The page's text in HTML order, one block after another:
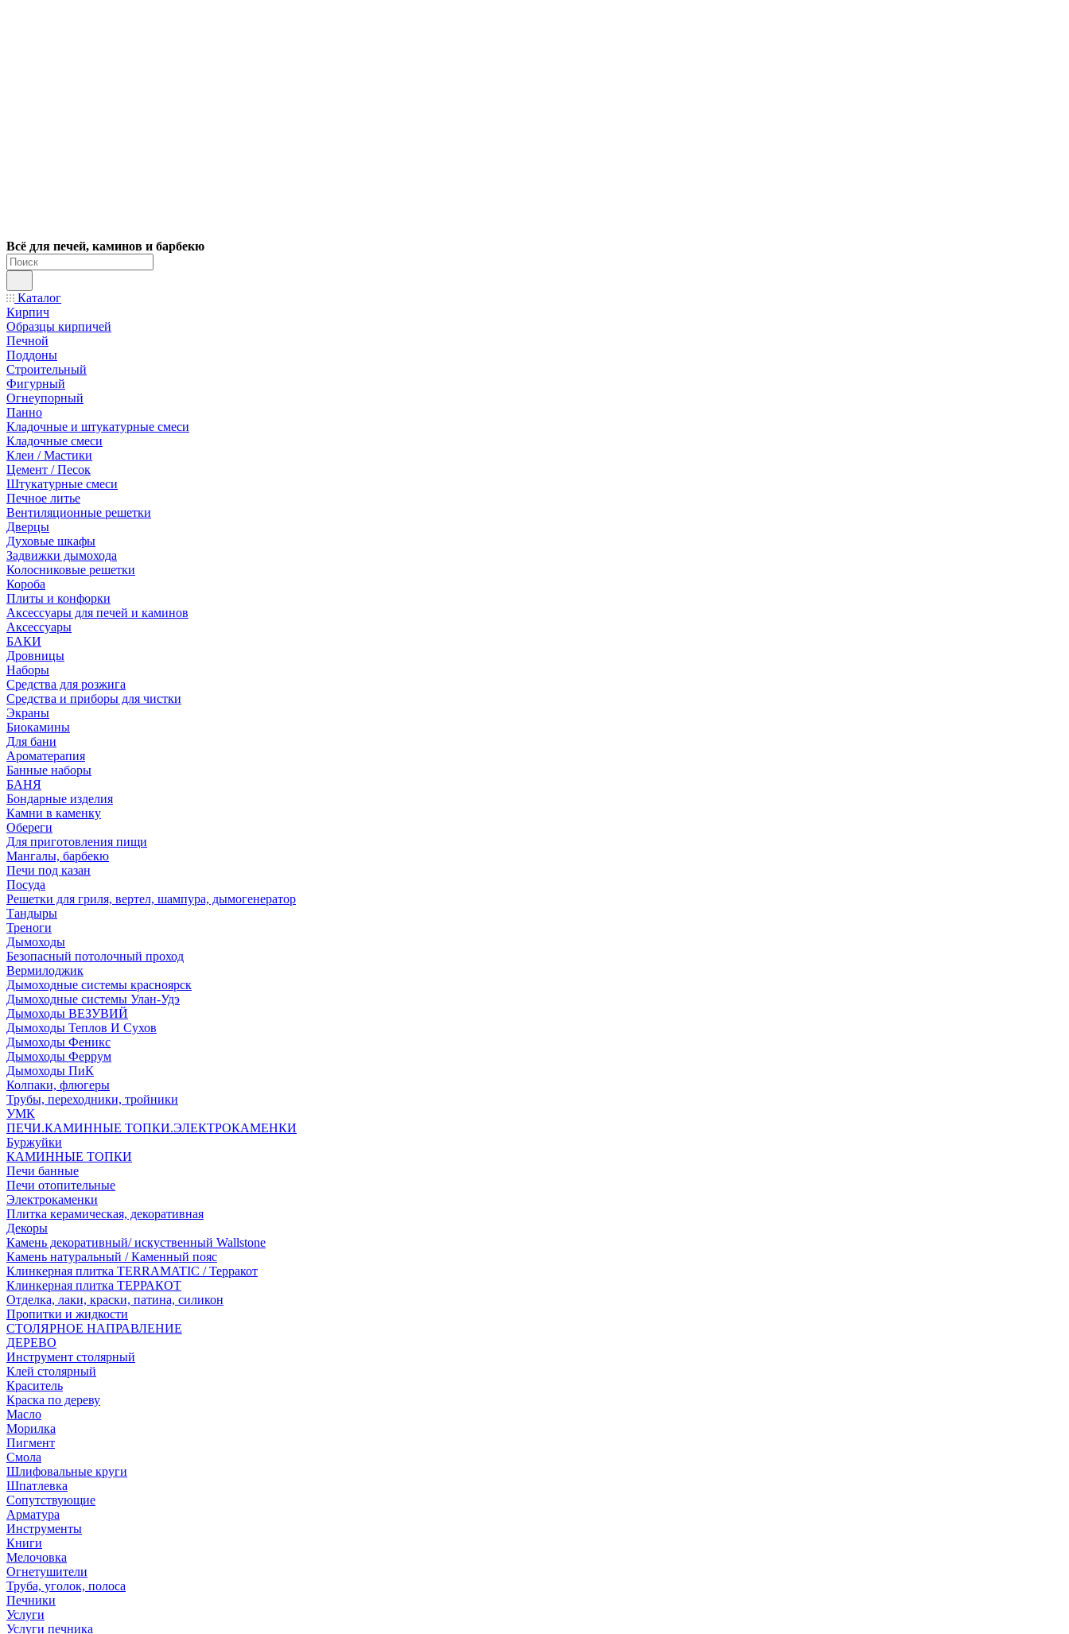
Всё для печей, каминов и барбекю
Каталог
Кирпич
Образцы кирпичей
Печной
Поддоны
Строительный
Фигурный
Огнеупорный
Панно
Кладочные и штукатурные смеси
Кладочные смеси
Клеи / Мастики
Цемент / Песок
Штукатурные смеси
Печное литье
Вентиляционные решетки
Дверцы
Духовые шкафы
Задвижки дымохода
Колосниковые решетки
Короба
Плиты и конфорки
Аксессуары для печей и каминов
Аксессуары
БАКИ
Дровницы
Наборы
Средства для розжига
Средства и приборы для чистки
Экраны
Биокамины
Для бани
Ароматерапия
Банные наборы
БАНЯ
Бондарные изделия
Камни в каменку
Обереги
Для приготовления пищи
Мангалы, барбекю
Печи под казан
Посуда
Решетки для гриля, вертел, шампура, дымогенератор
Тандыры
Треноги
Дымоходы
Безопасный потолочный проход
Вермилоджик
Дымоходные системы красноярск
Дымоходные системы Улан-Удэ
Дымоходы ВЕЗУВИЙ
Дымоходы Теплов И Сухов
Дымоходы Феникс
Дымоходы Феррум
Дымоходы ПиК
Колпаки, флюгеры
Трубы, переходники, тройники
УМК
ПЕЧИ.КАМИННЫЕ ТОПКИ.ЭЛЕКТРОКАМЕНКИ
Буржуйки
КАМИННЫЕ ТОПКИ
Печи банные
Печи отопительные
Электрокаменки
Плитка керамическая, декоративная
Декоры
Камень декоративный/ искуственный Wallstone
Камень натуральный / Каменный пояс
Клинкерная плитка TERRAMATIC / Терракот
Клинкерная плитка ТЕРРАКОТ
Отделка, лаки, краски, патина, силикон
Пропитки и жидкости
СТОЛЯРНОЕ НАПРАВЛЕНИЕ
ДЕРЕВО
Инструмент столярный
Клей столярный
Краситель
Краска по дереву
Масло
Морилка
Пигмент
Смола
Шлифовальные круги
Шпатлевка
Сопутствующие
Арматура
Инструменты
Книги
Мелочовка
Огнетушители
Труба, уголок, полоса
Печники
Услуги
Услуги печника